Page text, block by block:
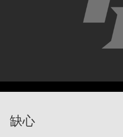
缺心